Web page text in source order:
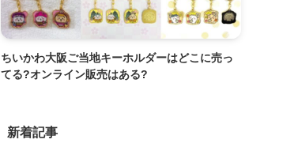
ちいかわ大阪ご当地キーホルダーはどこに売っ
てる?オンライン販売はある?
新着記事